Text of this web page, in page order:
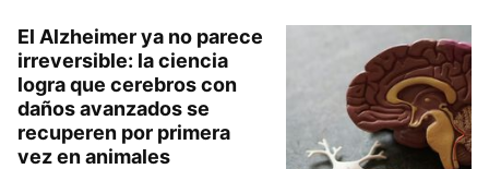
El Alzheimer ya no parece
irreversible: la ciencia
logra que cerebros con
daños avanzados se
recuperen por primera
vez en animales